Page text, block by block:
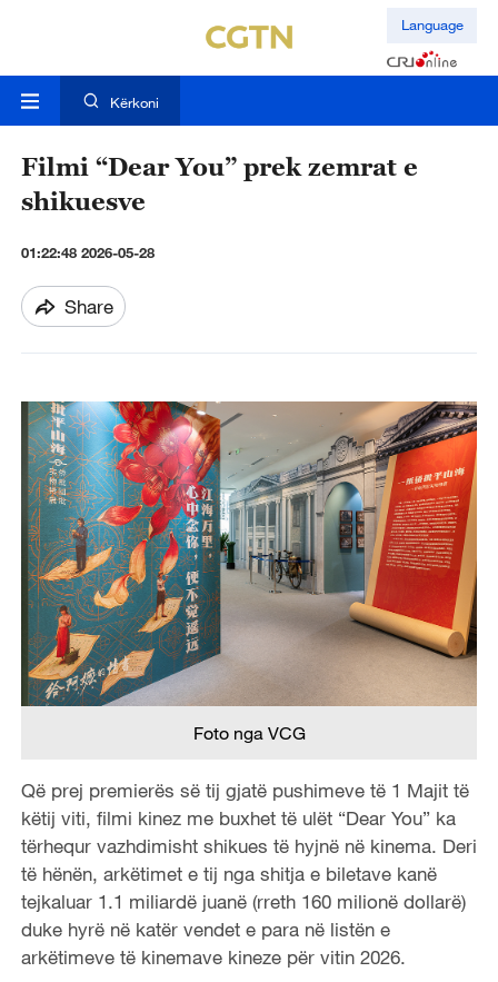
Language
Kërkoni
Filmi “Dear You” prek zemrat e
shikuesve
01:22:48 2026-05-28
Share
Foto nga VCG
Që prej premierës së tij gjatë pushimeve të 1 Majit të
këtij viti, filmi kinez me buxhet të ulët “Dear You” ka
tërhequr vazhdimisht shikues të hyjnë në kinema. Deri
të hënën, arkëtimet e tij nga shitja e biletave kanë
tejkaluar 1.1 miliardë juanë (rreth 160 milionë dollarë)
duke hyrë në katër vendet e para në listën e
arkëtimeve të kinemave kineze për vitin 2026.